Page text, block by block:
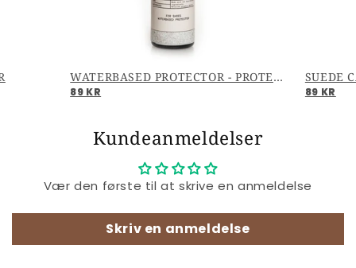
WATERBASED PROTECTOR - PROTECTOR
89 KR
SUEDE
89 KR
Kundeanmeldelser
Vær den første til at skrive en anmeldelse
Skriv en anmeldelse